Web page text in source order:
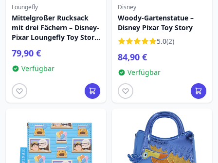
Loungefly
Mittelgroßer Rucksack
mit drei Fächern – Disney-
Pixar Loungefly Toy Story
79,90 €
Verfügbar
Disney
Woody-Gartenstatue –
Disney Pixar Toy Story
5.0(2)
84,90 €
Verfügbar